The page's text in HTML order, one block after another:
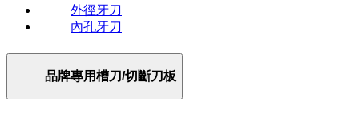
外徑牙刀
內孔牙刀
品牌專用槽刀/切斷刀板